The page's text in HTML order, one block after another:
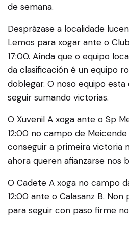
de semana.
Desprázase a localidade
Lemos para xogar ante o
17:00. Aínda que o equipo
da clasificación é un equipo
doblegar. O noso equipo
seguir sumando victorias.
O Xuvenil A xoga ante o Sp
12:00 no campo de
conseguir a primeira victoria
ahora queren afianzarse nos
O Cadete A xoga no campo
12:00 ante o Calasanz B.
para seguir con paso firme